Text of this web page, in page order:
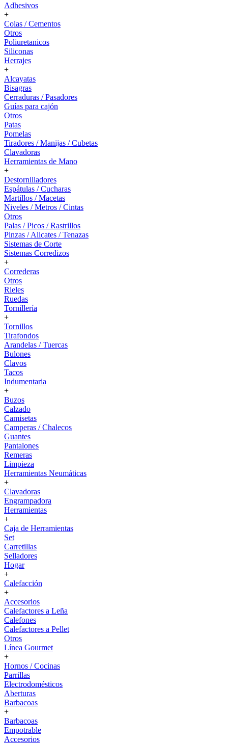
Adhesivos
+
Colas / Cementos
Otros
Poliuretanicos
Siliconas
Herrajes
+
Alcayatas
Bisagras
Cerraduras / Pasadores
Guías para cajón
Otros
Patas
Pomelas
Tiradores / Manijas / Cubetas
Clavadoras
Herramientas de Mano
+
Destornilladores
Espátulas / Cucharas
Martillos / Macetas
Niveles / Metros / Cintas
Otros
Palas / Picos / Rastrillos
Pinzas / Alicates / Tenazas
Sistemas de Corte
Sistemas Corredizos
+
Correderas
Otros
Rieles
Ruedas
Tornillería
+
Tornillos
Tirafondos
Arandelas / Tuercas
Bulones
Clavos
Tacos
Indumentaria
+
Buzos
Calzado
Camisetas
Camperas / Chalecos
Guantes
Pantalones
Remeras
Limpieza
Herramientas Neumáticas
+
Clavadoras
Engrampadora
Herramientas
+
Caja de Herramientas
Set
Carretillas
Selladores
Hogar
+
Calefacción
+
Accesorios
Calefactores a Leña
Calefones
Calefactores a Pellet
Otros
Línea Gourmet
+
Hornos / Cocinas
Parrillas
Electrodomésticos
Aberturas
Barbacoas
+
Barbacoas
Empotrable
Accesorios